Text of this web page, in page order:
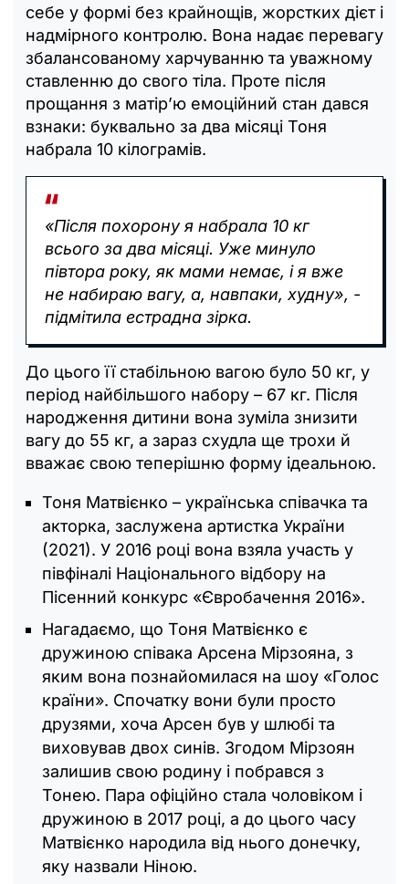
себе у формі без крайнощів, жорстких дієт і
надмірного контролю. Вона надає перевагу
збалансованому харчуванню та уважному
ставленню до свого тіла. Проте після
прощання з матір’ю емоційний стан дався
взнаки: буквально за два місяці Тоня
набрала 10 кілограмів.
«Після похорону я набрала 10 кг
всього за два місяці. Уже минуло
півтора року, як мами немає, і я вже
не набираю вагу, а, навпаки, худну», -
підмітила естрадна зірка.
До цього її стабільною вагою було 50 кг, у
період найбільшого набору – 67 кг. Після
народження дитини вона зуміла знизити
вагу до 55 кг, а зараз схудла ще трохи й
вважає свою теперішню форму ідеальною.
Тоня Матвієнко – українська співачка та
акторка, заслужена артистка України
(2021). У 2016 році вона взяла участь у
півфіналі Національного відбору на
Пісенний конкурс «Євробачення 2016».
Нагадаємо, що Тоня Матвієнко є
дружиною співака Арсена Мірзояна, з
яким вона познайомилася на шоу «Голос
країни». Спочатку вони були просто
друзями, хоча Арсен був у шлюбі та
виховував двох синів. Згодом Мірзоян
залишив свою родину і побрався з
Тонею. Пара офіційно стала чоловіком і
дружиною в 2017 році, а до цього часу
Матвієнко народила від нього донечку,
яку назвали Ніною.